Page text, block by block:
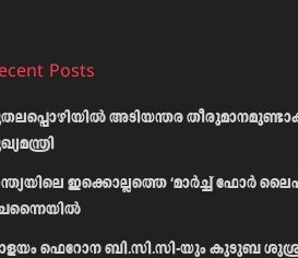
Posts
അടിയന്തര
ഇക്കൊല്ലത്തെ ‘മാർച്ച് ഫോർ
ഫെറോന ബി.സി.സി-യും കുടുബ